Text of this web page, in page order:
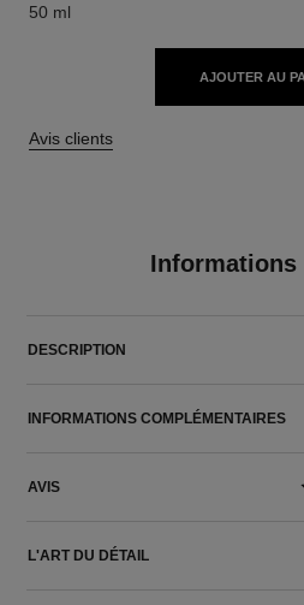
50 ml
AJOUTER AU
Avis clients
DESCRIPTION
INFORMATIONS COMPLÉMENTAIRES
AVIS
L'ART DU DÉTAIL